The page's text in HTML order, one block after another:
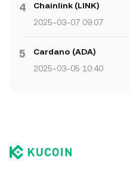
4
Chainlink (LINK)
2025-03-07 09:07
5
Cardano (ADA)
2025-03-05 10:40